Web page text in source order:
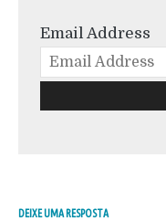
Email Address
DEIXE UMA RESPOSTA